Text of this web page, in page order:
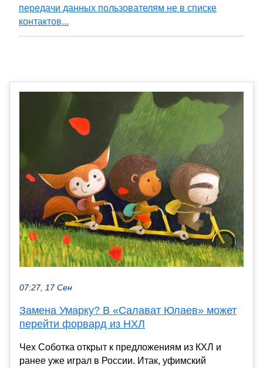
передачи данных пользователям не в списке
контактов...
07:27, 17 Сен
Замена Умарку? В «Салават Юлаев» может
перейти форвард из НХЛ
Чех Соботка открыт к предложениям из КХЛ и
ранее уже играл в России. Итак, уфимский